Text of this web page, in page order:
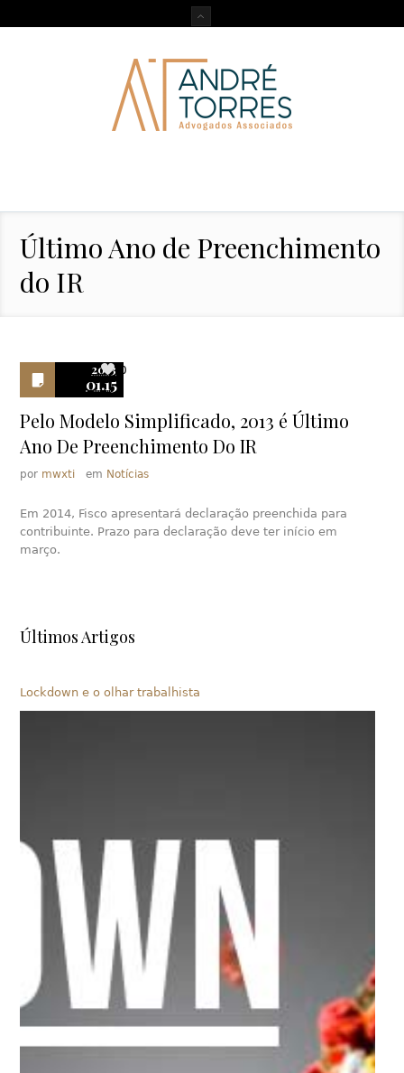
Último Ano de Preenchimento
do IR
2013
01.15
0
Pelo Modelo Simplificado, 2013 é Último
Ano De Preenchimento Do IR
por mwxti em Notícias
Em 2014, Fisco apresentará declaração preenchida para
contribuinte. Prazo para declaração deve ter início em
março.
Últimos Artigos
Lockdown e o olhar trabalhista